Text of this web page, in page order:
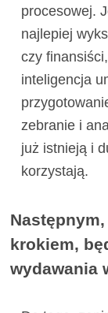
procesowej.
najlepiej
czy
inteligencja
zebranie i
już istnieją i
korzystają.
Następnym,
krokiem,
wydawania